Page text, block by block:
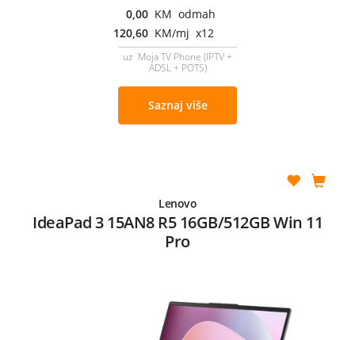
0,00 KM odmah
120,60 KM/mj x12
uz Moja TV Phone (IPTV +
ADSL + POTS)
Saznaj više
Lenovo
IdeaPad 3 15AN8 R5 16GB/512GB Win 11
Pro